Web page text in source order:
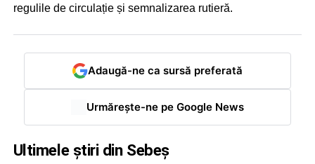
regulile de circulație și semnalizarea rutieră.
Adaugă-ne ca sursă preferată
Urmărește-ne pe Google News
Ultimele știri din Sebeș